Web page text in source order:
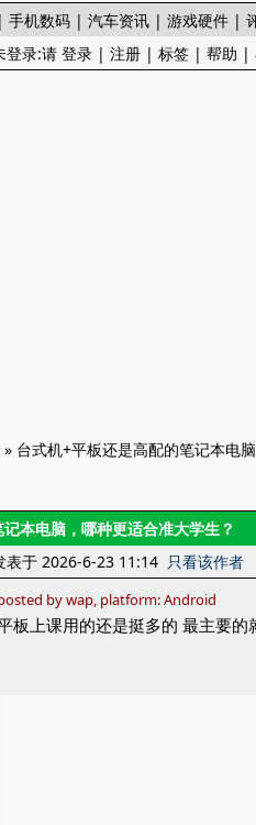
| 手机数码 | 汽车资讯 | 游戏硬件 |
登录:请 登录 | 注册 | 标签 | 帮助 |
» 台式机+平板还是高配的笔记本电
本电脑，哪种更适合准大学生？
表于 2026-6-23 11:14 只看该作者
by wap, platform: Android
板上课用的还是挺多的 最主要